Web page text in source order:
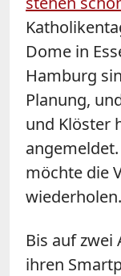
Dome in
Hamburg
Planung,
und Klöster
möchte die
wiederholen.
Bis auf
ihren